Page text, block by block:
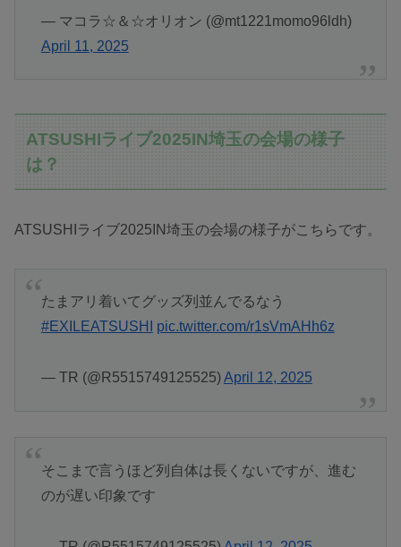
— マコラ☆＆☆オリオン (@mt1221momo96ldh)
April 11, 2025
ATSUSHIライブ2025IN埼玉の会場の様子
は？
ATSUSHIライブ2025IN埼玉の会場の様子がこちらです。
たまアリ着いてグッズ列並んでるなう
#EXILEATSUSHI
pic.twitter.com/r1sVmAHh6z
— TR (@R5515749125525)April 12, 2025
そこまで言うほど列自体は長くないですが、進む
のが遅い印象です